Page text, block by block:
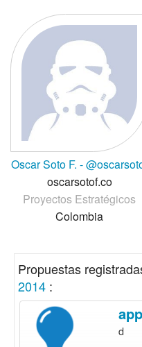
Oscar Soto F. -
oscarsotof.co
Proyectos Estratégicos
Colombia
Propuestas
2014 :
d